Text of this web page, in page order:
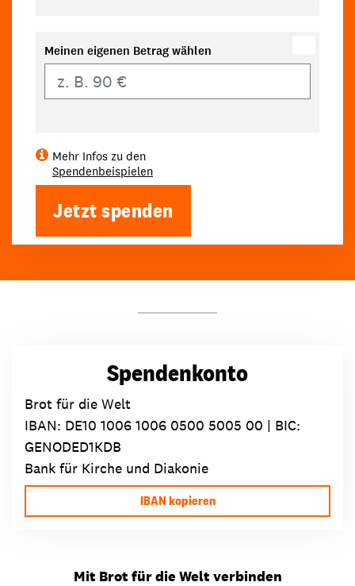
Meinen eigenen Betrag wählen
Mehr Infos zu den
Spendenbeispielen
Jetzt spenden
Spendenkonto
Brot für die Welt
IBAN: DE10 1006 1006 0500 5005 00 | BIC:
GENODED1KDB
Bank für Kirche und Diakonie
IBAN kopieren
Mit Brot für die Welt verbinden